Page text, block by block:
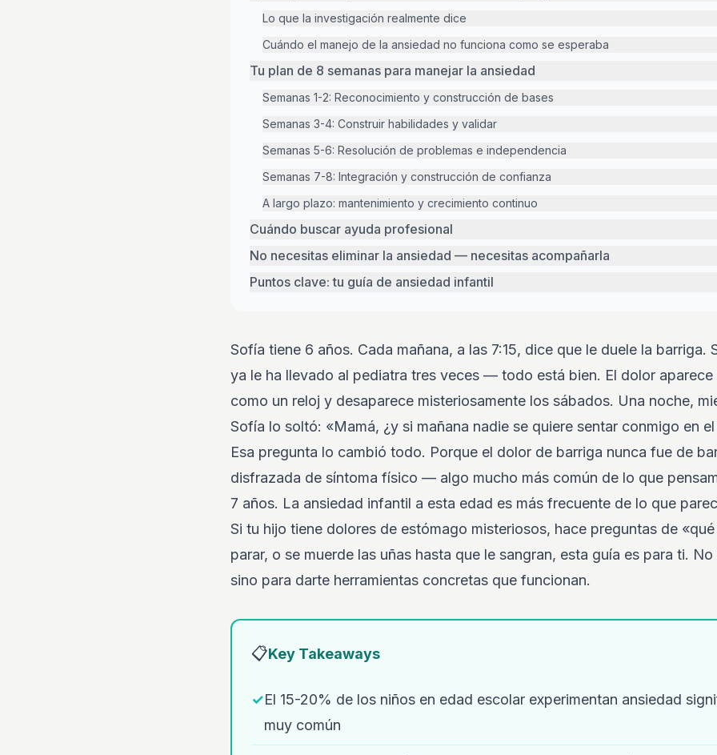
Lo que la investigación realmente dice
Cuándo el manejo de la ansiedad no funciona como se esperaba
Tu plan de 8 semanas para manejar la ansiedad
Semanas 1-2: Reconocimiento y construcción de bases
Semanas 3-4: Construir habilidades y validar
Semanas 5-6: Resolución de problemas e independencia
Semanas 7-8: Integración y construcción de confianza
A largo plazo: mantenimiento y crecimiento continuo
Cuándo buscar ayuda profesional
No necesitas eliminar la ansiedad — necesitas acompañarla
Puntos clave: tu guía de ansiedad infantil
Sofía tiene 6 años. Cada mañana, a las 7:15, dice que le duele la barriga.
ya le ha llevado al pediatra tres veces — todo está bien. El dolor aparece
como un reloj y desaparece misteriosamente los sábados. Una noche,
Sofía lo soltó: «Mamá, ¿y si mañana nadie se quiere sentar conmigo en
Esa pregunta lo cambió todo. Porque el dolor de barriga nunca fue de
disfrazada de síntoma físico — algo mucho más común de lo que
7 años. La ansiedad infantil a esta edad es más frecuente de lo que
Si tu hijo tiene dolores de estómago misteriosos, hace preguntas de
parar, o se muerde las uñas hasta que le sangran, esta guía es para ti.
sino para darte herramientas concretas que funcionan.
📋Key Takeaways
✓El 15-20% de los niños en edad escolar experimentan ansiedad
muy común